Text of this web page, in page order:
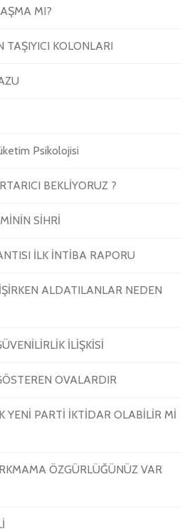
MI?
TAŞIYICI KOLONLARI
Psikolojisi
BEKLİYORUZ ?
SİHRİ
İLK İNTİBA RAPORU
ALDATILANLAR NEDEN
İLİŞKİSİ
OVALARDIR
YENİ PARTİ İKTİDAR OLABİLİR Mİ
ÖZGÜRLÜĞÜNÜZ VAR